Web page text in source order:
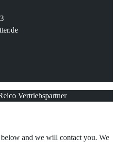
Vertriebspartner
and we will contact you. We